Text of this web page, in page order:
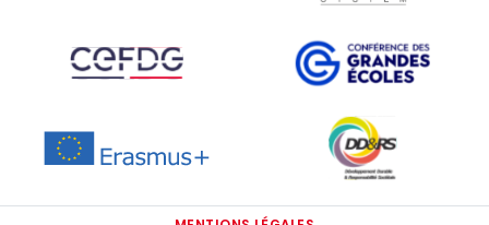
IMAGE
IMAGE IMAGE